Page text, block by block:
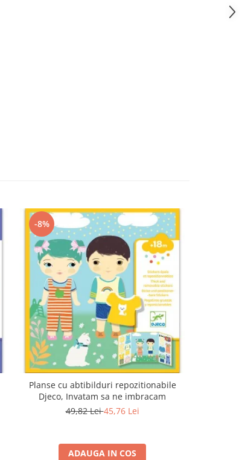
-8%
Planse cu abtibilduri repozitionabile
Djeco, Invatam sa ne imbracam
49,82 Lei45,76 Lei
ADAUGA IN COS